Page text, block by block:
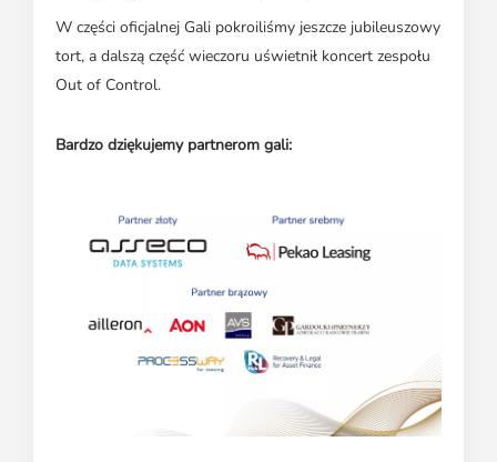
W części oficjalnej Gali pokroiliśmy jeszcze jubileuszowy
tort, a dalszą część wieczoru uświetnił koncert zespołu
Out of Control.
Bardzo dziękujemy partnerom gali: